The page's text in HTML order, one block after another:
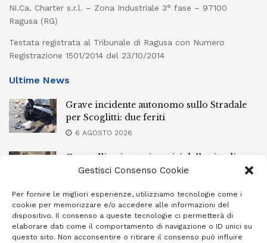
Gestisci Consenso Cookie
Per fornire le migliori esperienze, utilizziamo tecnologie come i
cookie per memorizzare e/o accedere alle informazioni del
dispositivo. Il consenso a queste tecnologie ci permetterà di
elaborare dati come il comportamento di navigazione o ID unici su
questo sito. Non acconsentire o ritirare il consenso può influire
Ni.Ca. Charter s.r.l. – Zona Industriale 3° fase – 97100
Ragusa (RG)
Testata registrata al Tribunale di Ragusa con Numero
Registrazione 1501/2014 del 23/10/2014
Ultime News
Grave incidente autonomo sullo Stradale
per Scoglitti: due feriti
6 AGOSTO 2026
Controlli nei centri storici delle cittadine
della provincia iblea, 23 stranieri espulsi
Ragusa piange la scomparsa di Giuseppe
Mazzone
6 AGOSTO 2026